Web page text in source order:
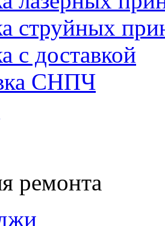
струйных
с доставкой
СНПЧ
ремонта